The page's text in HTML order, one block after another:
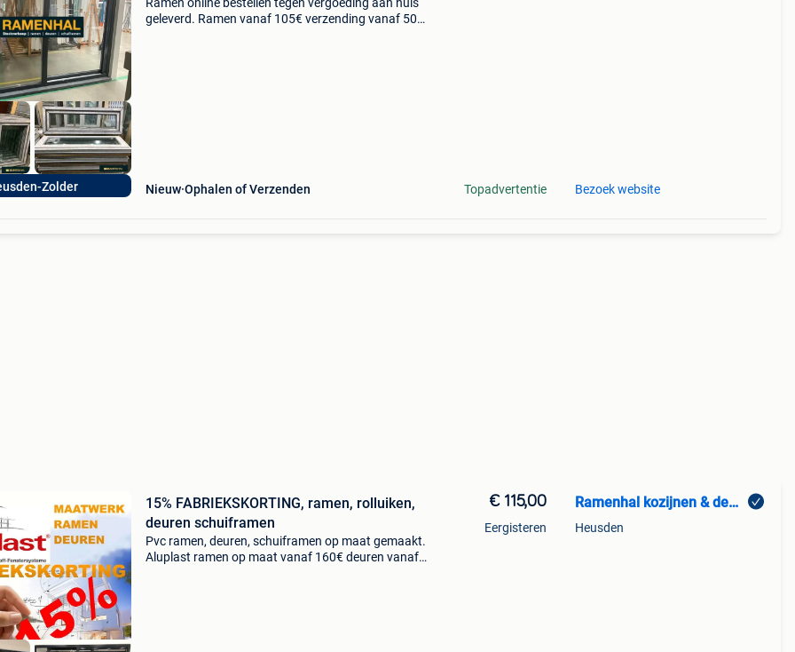
Zolder
geleverd. Ramen vanaf 105€ verzending vanaf 50€
Nieuw Ophalen of Verzenden Topadvertentie Bezoek website
15% FABRIEKSKORTING, ramen, rolluiken,
deuren schuiframen
Pvc ramen, deuren, schuiframen op maat gemaakt.
Aluplast ramen op maat vanaf 160€ deuren vanaf
€ 115,00
Eergisteren
Ramenhal kozijnen & deuren
Heusden